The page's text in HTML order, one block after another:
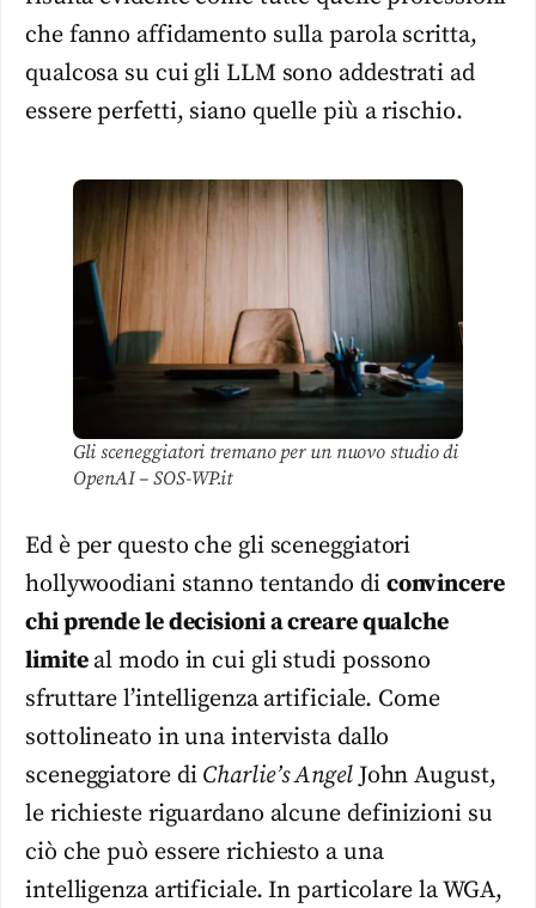
che fanno affidamento sulla parola scritta,
qualcosa su cui gli LLM sono addestrati ad
essere perfetti, siano quelle più a rischio.
Gli sceneggiatori tremano per un nuovo studio di
OpenAI – SOS-WP.it
Ed è per questo che gli sceneggiatori
hollywoodiani stanno tentando di convincere
chi prende le decisioni a creare qualche
limiteal modo in cui gli studi possono
sfruttare l’intelligenza artificiale. Come
sottolineato in una intervista dallo
sceneggiatore di Charlie’s AngelJohn August,
le richieste riguardano alcune definizioni su
ciò che può essere richiesto a una
intelligenza artificiale. In particolare la WGA,